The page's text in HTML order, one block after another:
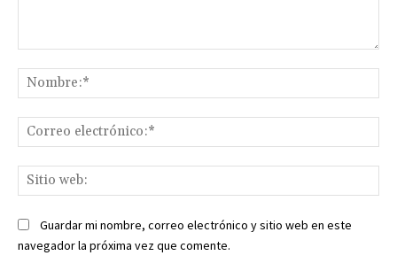
Guardar mi nombre, correo electrónico y sitio web en este
navegador la próxima vez que comente.